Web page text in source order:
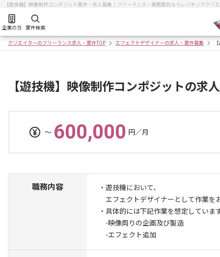
【遊技機】映像制作コンポジット案件・求人募集｜フリーランス・業務委託ならレバテッククリ
企業の方 案件検索
クリエイターのフリーランス求人・案件TOP エフェクトデザイナーの求人・案件募集
【遊技機】映像制作コンポジットの求
〜 600,000 円／月
職務内容
・遊技機において、
エフェクトデザイナーとして作業を
・具体的には下記作業を想定していま
-映像周りの企画及び製造
-エフェクト追加